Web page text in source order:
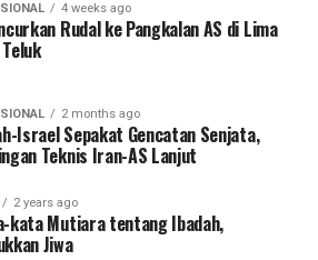
4 weeks ago
Rudal ke Pangkalan AS di Lima
2 months ago
Israel Sepakat Gencatan Senjata,
Teknis Iran-AS Lanjut
2 years ago
kata Mutiara tentang Ibadah,
Jiwa